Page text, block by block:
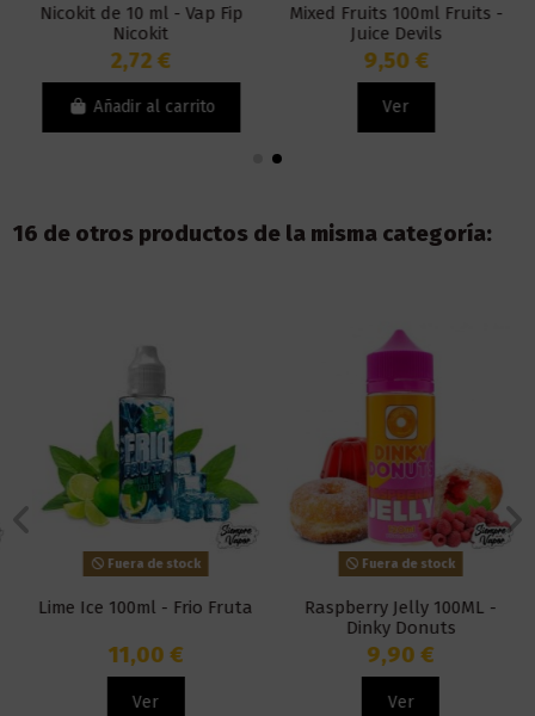
Nicokit de 10 ml - Vap Fip
Nicokit
2,72 €
Añadir al carrito
Mixed Fruits 100ml Fruits -
Juice Devils
9,50 €
Ver
16 de otros productos de la misma categoría:
Fuera de stock
Lime Ice 100ml - Frio Fruta
11,00 €
Ver
Fuera de stock
Raspberry Jelly 100ML -
Dinky Donuts
9,90 €
Ver